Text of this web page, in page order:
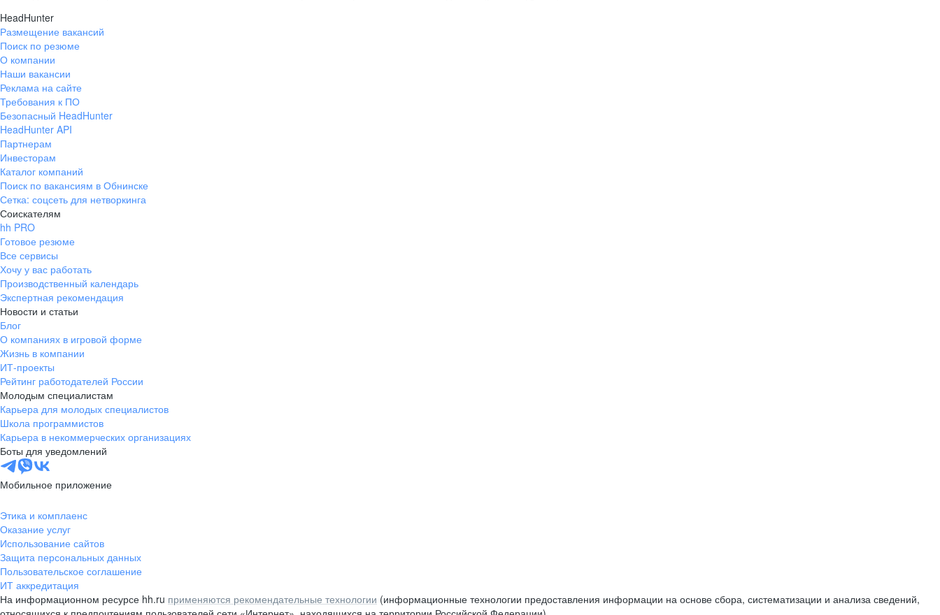
HeadHunter
Размещение вакансий
Поиск по резюме
О компании
Наши вакансии
Реклама на сайте
Требования к ПО
Безопасный HeadHunter
HeadHunter API
Партнерам
Инвесторам
Каталог компаний
Поиск по вакансиям в Обнинске
Сетка: соцсеть для нетворкинга
Соискателям
hh PRO
Готовое резюме
Все сервисы
Хочу у вас работать
Производственный календарь
Экспертная рекомендация
Новости и статьи
Блог
О компаниях в игровой форме
Жизнь в компании
ИТ-проекты
Рейтинг работодателей России
Молодым специалистам
Карьера для молодых специалистов
Школа программистов
Карьера в некоммерческих организациях
Боты для уведомлений
Мобильное приложение
Этика и комплаенс
Оказание услуг
Использование сайтов
Защита персональных данных
Пользовательское соглашение
ИТ аккредитация
На информационном ресурсе hh.ru применяются рекомендательные технологии (информационные технологии предоставления информации на основе сбора, систематизации и анализа сведений,